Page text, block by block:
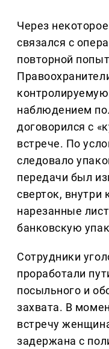
Через
связался с
повторной
наблюдением
договорился с
встрече. По
следовало
передачи был
сверток, внутри
нарезанные
банковскую
Сотрудники
проработали
посыльного и
захвата. В
встречу
задержана с